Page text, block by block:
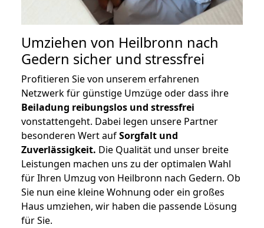
Umziehen von Heilbronn nach
Gedern sicher und stressfrei
Profitieren Sie von unserem erfahrenen
Netzwerk für günstige Umzüge oder dass ihre
Beiladung reibungslos und stressfrei
vonstattengeht. Dabei legen unsere Partner
besonderen Wert aufSorgfalt und
Zuverlässigkeit. Die Qualität und unser breite
Leistungen machen uns zu der optimalen Wahl
für Ihren Umzug von Heilbronn nach Gedern. Ob
Sie nun eine kleine Wohnung oder ein großes
Haus umziehen, wir haben die passende Lösung
für Sie.